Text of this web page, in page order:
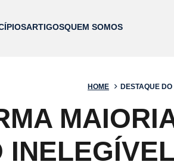
ARTIGOSQUEM SOMOS
HOME DESTAQUE